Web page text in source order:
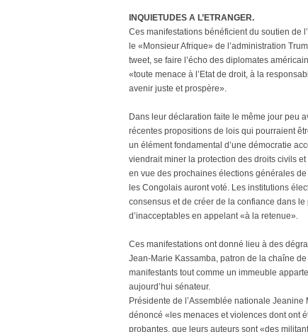
INQUIETUDES A L’ETRANGER.
Ces manifestations bénéficient du soutien de
le «Monsieur Afrique» de l’administration
tweet, se faire l’écho des diplomates
«toute menace à l’Etat de droit, à la
avenir juste et prospère».
Dans leur déclaration faite le même jour peu
récentes propositions de lois qui pourraient
un élément fondamental d’une démocratie
viendrait miner la protection des droits civils
en vue des prochaines élections générales
les Congolais auront voté. Les institutions
consensus et de créer de la confiance dans
d’inacceptables en appelant «à la retenue».
Ces manifestations ont donné lieu à des
Jean-Marie Kassamba, patron de la chaîne
manifestants tout comme un immeuble
aujourd’hui sénateur.
Présidente de l’Assemblée nationale
dénoncé «les menaces et violences dont ont
probantes, que leurs auteurs sont «des